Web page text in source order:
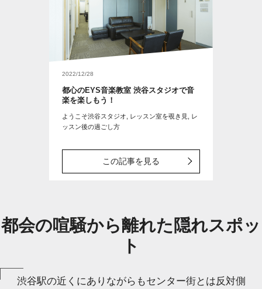
2022/12/28
都心のEYS音楽教室 渋谷スタジオで音
楽を楽しもう！
ようこそ渋谷スタジオ, レッスン室を覗き見, レ
ッスン後の過ごし方
この記事を見る
都会の喧騒から離れた隠れスポッ
ト
渋谷駅の近くにありながらもセンター街とは反対側